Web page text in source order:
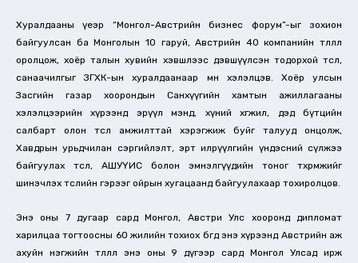
Хуралдааны үеэр “Монгол-Австрийн бизнес форум”-ыг зохион
байгуулсан ба Монголын 10 гаруй, Австрийн 40 компанийн төлөөлөл
оролцож, хоёр талын хувийн хэвшлээс дэвшүүлсэн тодорхой төсөл,
санаачилгыг ЗГХК-ын хуралдаанаар мөн хэлэлцэв. Хоёр улсын
Засгийн газар хоорондын Санхүүгийн хамтын ажиллагааны
хэлэлцээрийн хүрээнд эрүүл мэнд, хүний хөгжил, дэд бүтцийн
салбарт олон төсөл амжилттай хэрэгжиж буйг талууд онцолж,
Хавдрын урьдчилан сэргийлэлт, эрт илрүүлгийн үндэсний сүлжээ
байгуулах төсөл, АШУҮИС болон эмнэлгүүдийн тоног төхөөрөмжийг
шинэчлэх төслийн гэрээг ойрын хугацаанд байгуулахаар тохиролцов.
Энэ оны 7 дугаар сард Монгол, Австри Улс хооронд дипломат
харилцаа тогтоосны 60 жилийн тохиох бөгөөд энэ хүрээнд Австрийн аж
ахуйн нэгжийн төлөөлөл энэ оны 9 дүгээр сард Монгол Улсад ирж